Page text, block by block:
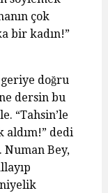
çok
bir kadın!”
doğru
dersin bu
“Tahsin’le
aldım!” dedi
Numan Bey,